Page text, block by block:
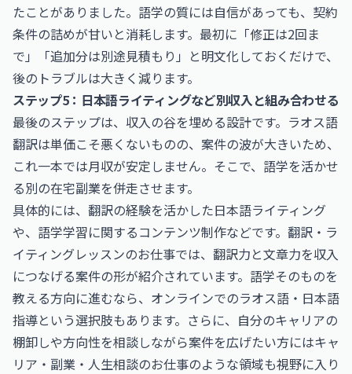
たことがありました。語学の質には自信があっても、契約
条件の詰めが甘いと消耗します。最初に「修正は2回ま
で」「追加分は別途見積もり」と明文化しておくだけで、
後のトラブルは大きく減ります。
ステップ5：日本語ライティングなど別収入と組み合わせる
最後のステップは、収入の谷を埋める設計です。ラオス語
翻訳は単価こそ悪くないものの、案件の波が大きいため、
これ一本では月収が安定しません。そこで、語学を活かせ
る別の在宅副業を併走させます。
具体的には、翻訳の経験を活かした日本語ライティング
や、語学学習に関するコンテンツ制作などです。 翻訳・ラ
イティングレッスンのお仕事では、翻訳力と文章力を収入
につなげる案件の形が紹介されています。語学そのものを
教える方向に進むなら、オンラインでのラオス語・日本語
指導という選択肢もあります。さらに、自分のキャリアの
棚卸しや方向性を相談しながら案件を広げたい方にはキャ
リア・副業・人生相談のお仕事のような領域も視野に入り